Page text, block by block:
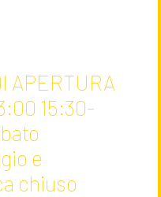
APERTURA
15:30-
e
chiuso